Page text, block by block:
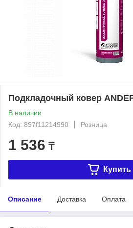
Подкладочный ковер
В наличии
Код: 897f11214990
Розница
1 536 ₸
Купить
Описание Доставка Оплата